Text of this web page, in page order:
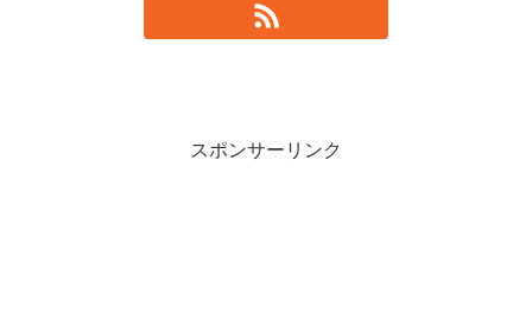
スポンサーリンク